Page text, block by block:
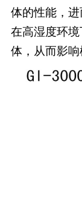
体的性能，
在高湿度环
体，从而影响